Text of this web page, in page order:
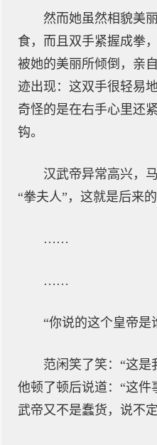
然而她虽然相貌美
食，而且双手紧握成拳
被她的美丽所倾倒，亲
迹出现：这双手很轻易
奇怪的是在右手心里还
钩。
汉武帝异常高兴，
“拳夫人”，这就是后来的
……
……
“你说的这个皇帝是
范闲笑了笑：“这是
他顿了顿后说道：“这件
武帝又不是蠢货，说不